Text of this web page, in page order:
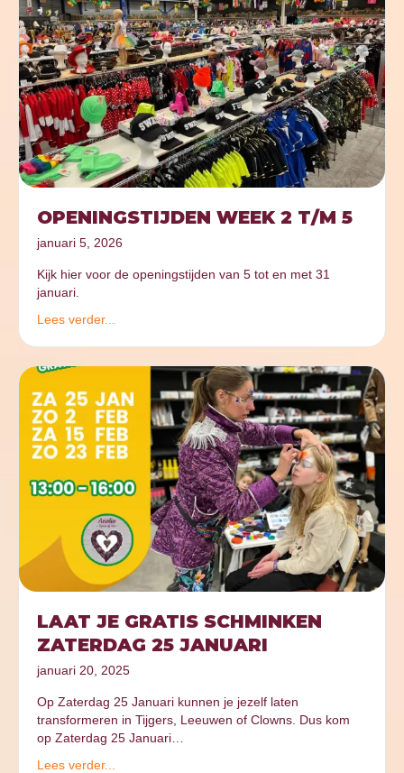
OPENINGSTIJDEN WEEK 2 T/M 5
januari 5, 2026
Kijk hier voor de openingstijden van 5 tot en met 31
januari.
Lees verder...
LAAT JE GRATIS SCHMINKEN
ZATERDAG 25 JANUARI
januari 20, 2025
Op Zaterdag 25 Januari kunnen je jezelf laten
transformeren in Tijgers, Leeuwen of Clowns. Dus kom
op Zaterdag 25 Januari…
Lees verder...